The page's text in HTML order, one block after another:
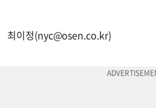
최이정(nyc@osen.co.kr)